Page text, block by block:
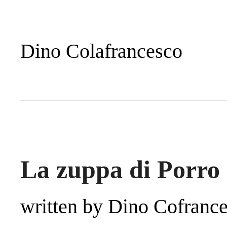
Dino Colafrancesco
La zuppa di Porro
written by Dino